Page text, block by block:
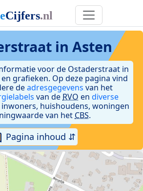
in Asten
voor de Ostaderstraat in
grafieken. Op deze pagina vind
deadresgegevens van het
van de RVO en diverse
huishoudens, woningen
van het CBS.
Pagina inhoud ⇵